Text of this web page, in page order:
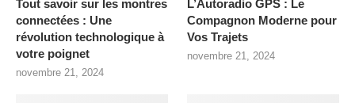
Tout savoir sur les montres
connectées : Une
révolution technologique à
votre poignet
novembre 21, 2024
L’Autoradio GPS : Le
Compagnon Moderne pour
Vos Trajets
novembre 21, 2024